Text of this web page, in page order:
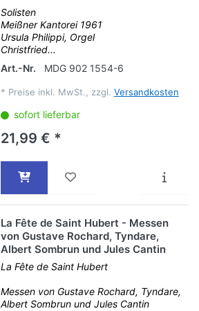
Solisten
Meißner Kantorei 1961
Ursula Philippi, Orgel
Christfried...
Art.-Nr.
MDG 902 1554-6
* Preise inkl. MwSt., zzgl. Versandkosten
sofort lieferbar
21,99 € *
La Fête de Saint Hubert - Messen
von Gustave Rochard, Tyndare,
Albert Sombrun und Jules Cantin
La Fête de Saint Hubert
Messen von Gustave Rochard, Tyndare,
Albert Sombrun und Jules Cantin